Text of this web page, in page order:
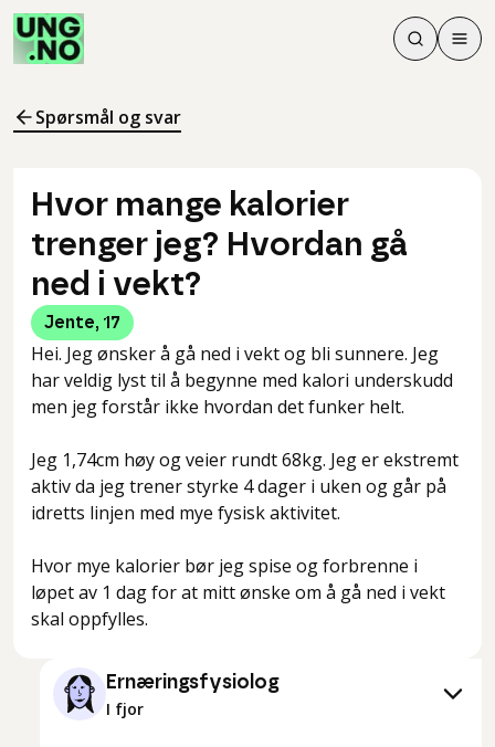
Søk
Søk
Meny
Spørsmål og svar
Hvor mange kalorier
trenger jeg? Hvordan gå
ned i vekt?
Jente, 17
Hei. Jeg ønsker å gå ned i vekt og bli sunnere. Jeg
har veldig lyst til å begynne med kalori underskudd
men jeg forstår ikke hvordan det funker helt.
Jeg 1,74cm høy og veier rundt 68kg. Jeg er ekstremt
aktiv da jeg trener styrke 4 dager i uken og går på
idretts linjen med mye fysisk aktivitet.
Hvor mye kalorier bør jeg spise og forbrenne i
løpet av 1 dag for at mitt ønske om å gå ned i vekt
skal oppfylles.
Ernæringsfysiolog
I fjor